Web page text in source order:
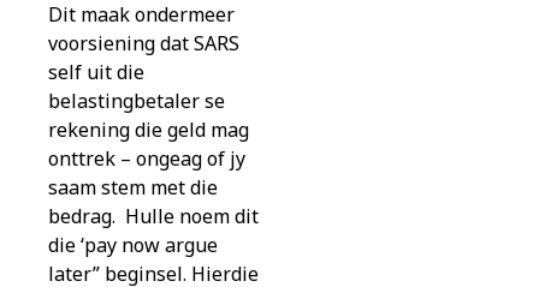
Dit maak ondermeer
voorsiening dat SARS
self uit die
belastingbetaler se
rekening die geld mag
onttrek – ongeag of jy
saam stem met die
bedrag. Hulle noem dit
die ‘pay now argue
later” beginsel. Hierdie